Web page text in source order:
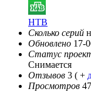
НТВ
Сколько серий
Обновлено 17-
Статус
Снимается
Отзывов 3 ( +
Просмотров